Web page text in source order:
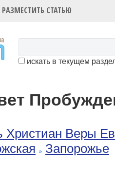
РАЗМЕСТИТЬ СТАТЬЮ
искать в текущем
Христиан Веры
Запорожье